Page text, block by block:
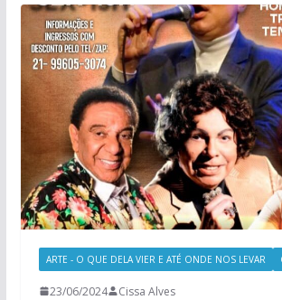
ARTE - O QUE DELA VIER E ATÉ ONDE NOS LEVAR
23/06/2024 Cissa Alves